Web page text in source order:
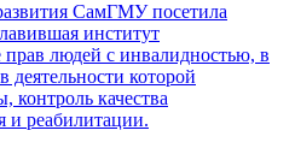
СамГМУ посетила
институт
людей с инвалидностью, в
деятельности которой
контроль качества
и реабилитации.